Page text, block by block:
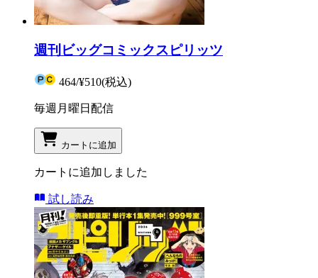
週刊ビッグコミックスピリッツ
464/¥510(税込)
毎週月曜日配信
カートに追加
カートに追加しました
試し読み